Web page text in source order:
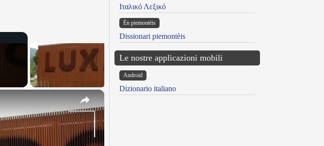
×
Ιταλικό Λεξικό
Ën piemontèis
Dissionari piemontèis
Le nostre applicazioni mobili
Android
Dizionario italiano